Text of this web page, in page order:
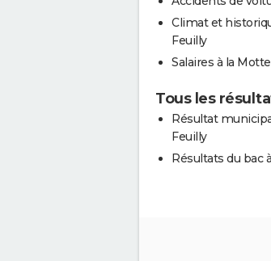
Climat et
Feuilly
Salaires à la
Tous les
Résultat
Feuilly
Résultats du bac